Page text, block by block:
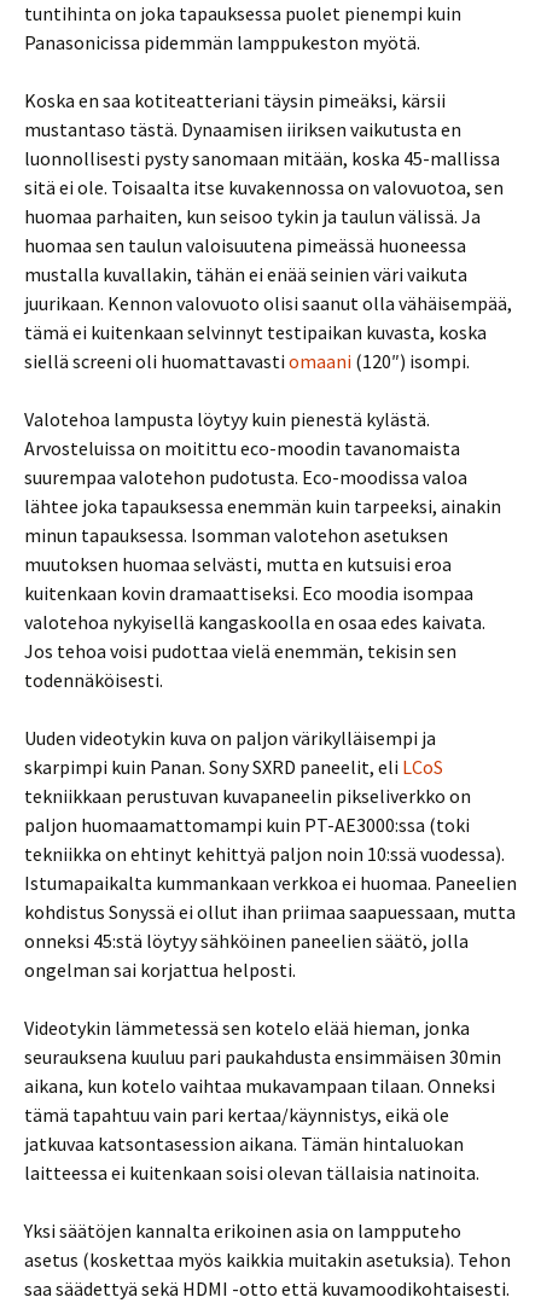
tuntihinta on joka tapauksessa puolet pienempi kuin
Panasonicissa pidemmän lamppukeston myötä.
Koska en saa kotiteatteriani täysin pimeäksi, kärsii
mustantaso tästä. Dynaamisen iiriksen vaikutusta en
luonnollisesti pysty sanomaan mitään, koska 45-mallissa
sitä ei ole. Toisaalta itse kuvakennossa on valovuotoa, sen
huomaa parhaiten, kun seisoo tykin ja taulun välissä. Ja
huomaa sen taulun valoisuutena pimeässä huoneessa
mustalla kuvallakin, tähän ei enää seinien väri vaikuta
juurikaan. Kennon valovuoto olisi saanut olla vähäisempää,
tämä ei kuitenkaan selvinnyt testipaikan kuvasta, koska
siellä screeni oli huomattavasti omaani (120″) isompi.
Valotehoa lampusta löytyy kuin pienestä kylästä.
Arvosteluissa on moitittu eco-moodin tavanomaista
suurempaa valotehon pudotusta. Eco-moodissa valoa
lähtee joka tapauksessa enemmän kuin tarpeeksi, ainakin
minun tapauksessa. Isomman valotehon asetuksen
muutoksen huomaa selvästi, mutta en kutsuisi eroa
kuitenkaan kovin dramaattiseksi. Eco moodia isompaa
valotehoa nykyisellä kangaskoolla en osaa edes kaivata.
Jos tehoa voisi pudottaa vielä enemmän, tekisin sen
todennäköisesti.
Uuden videotykin kuva on paljon värikylläisempi ja
skarpimpi kuin Panan. Sony SXRD paneelit, eli LCoS
tekniikkaan perustuvan kuvapaneelin pikseliverkko on
paljon huomaamattomampi kuin PT-AE3000:ssa (toki
tekniikka on ehtinyt kehittyä paljon noin 10:ssä vuodessa).
Istumapaikalta kummankaan verkkoa ei huomaa. Paneelien
kohdistus Sonyssä ei ollut ihan priimaa saapuessaan, mutta
onneksi 45:stä löytyy sähköinen paneelien säätö, jolla
ongelman sai korjattua helposti.
Videotykin lämmetessä sen kotelo elää hieman, jonka
seurauksena kuuluu pari paukahdusta ensimmäisen 30min
aikana, kun kotelo vaihtaa mukavampaan tilaan. Onneksi
tämä tapahtuu vain pari kertaa/käynnistys, eikä ole
jatkuvaa katsontasession aikana. Tämän hintaluokan
laitteessa ei kuitenkaan soisi olevan tällaisia natinoita.
Yksi säätöjen kannalta erikoinen asia on lampputeho
asetus (koskettaa myös kaikkia muitakin asetuksia). Tehon
saa säädettyä sekä HDMI -otto että kuvamoodikohtaisesti.